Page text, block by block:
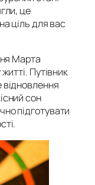
це
ціль для вас
Марта
Путівник
сон
підготувати